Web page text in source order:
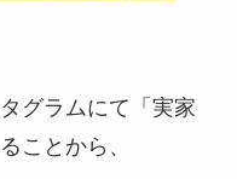
グラムにて「実家
ことから、